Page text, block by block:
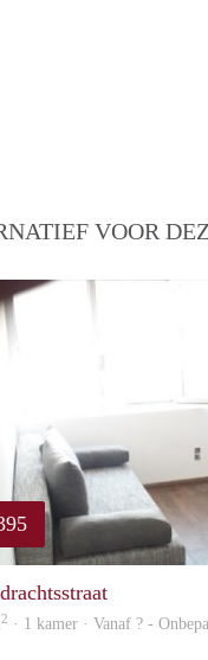
VOOR
2 · 1 kamer · Vanaf ? -